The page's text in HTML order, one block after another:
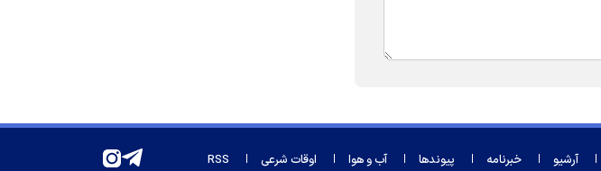
آرشیو خبرنامه پیوندها آب و هوا اوقات شرعی RSS